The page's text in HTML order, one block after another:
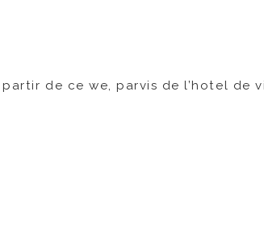
de ce we, parvis de l’hotel de